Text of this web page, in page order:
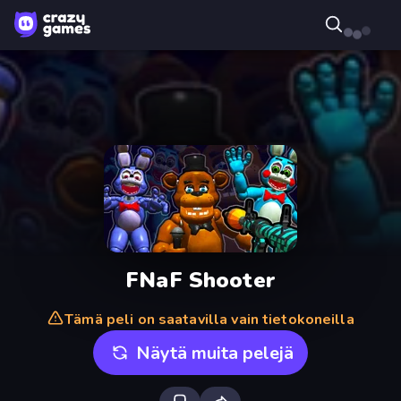
FNaF Shooter
Tämä peli on saatavilla vain tietokoneilla
Näytä muita pelejä